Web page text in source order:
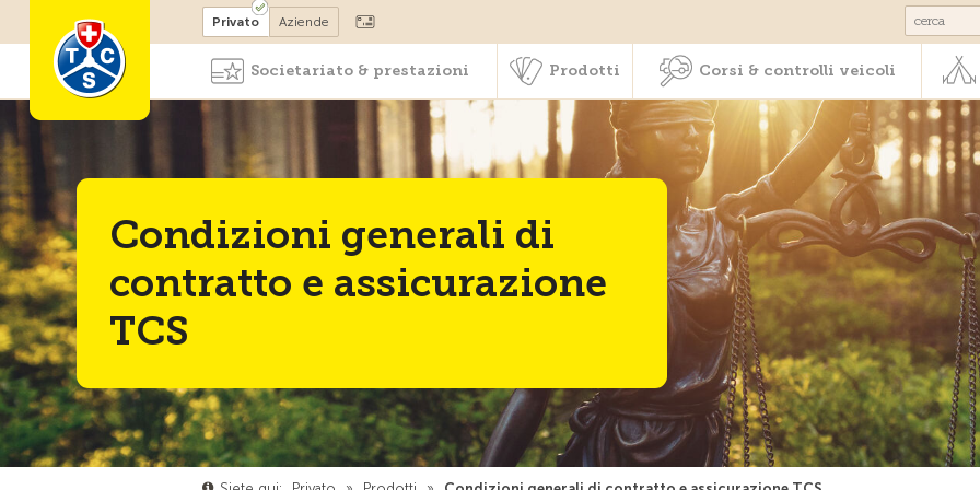
Diventare socio Corsi & controlli
Privato Aziende
Societariato & prestazioni Prodotti Corsi & controlli veicoli
Condizioni generali di
contratto e assicurazione
TCS